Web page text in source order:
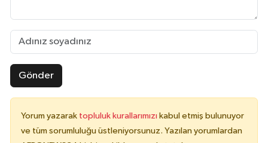
Gönder
Yorum yazarak topluluk kurallarımızı kabul etmiş bulunuyor
ve tüm sorumluluğu üstleniyorsunuz. Yazılan yorumlardan